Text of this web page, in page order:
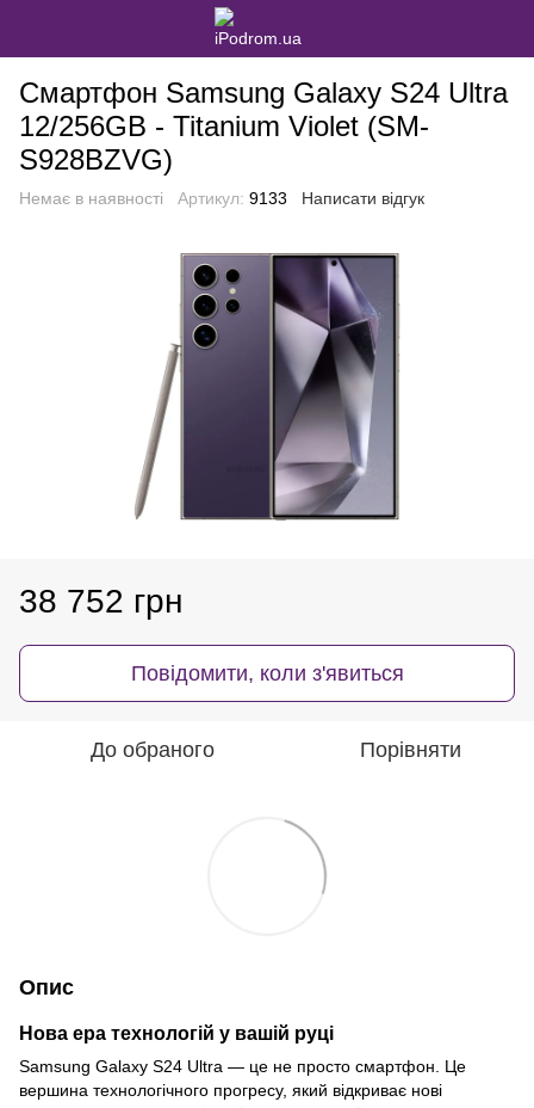
Смартфон Samsung Galaxy S24 Ultra
12/256GB - Titanium Violet (SM-
S928BZVG)
Немає в наявності Артикул: 9133 Написати відгук
38 752 грн
Повідомити, коли з'явиться
До обраного Порівняти
Опис
Нова ера технологій у вашій руці
Samsung Galaxy S24 Ultra — це не просто смартфон. Це
вершина технологічного прогресу, який відкриває нові